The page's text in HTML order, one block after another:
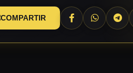
COMPARTIR